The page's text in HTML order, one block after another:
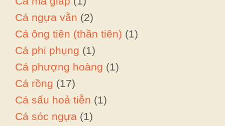
Cá ngựa vằn (2)
Cá ông tiên (thần tiên) (1)
Cá phi phụng (1)
Cá phượng hoàng (1)
Cá rồng (17)
Cá sấu hoả tiễn (1)
Cá sóc ngựa (1)